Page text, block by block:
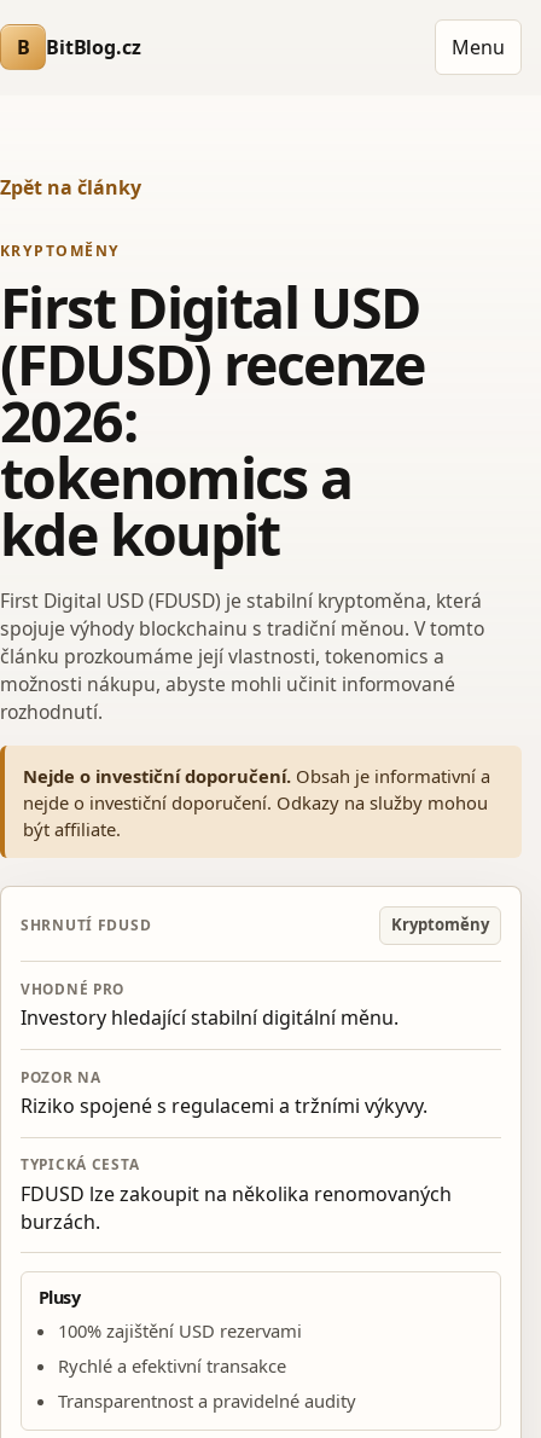
B BitBlog.cz Menu
Zpět na články
KRYPTOMĚNY
First Digital USD
(FDUSD) recenze
2026:
tokenomics a
kde koupit
First Digital USD (FDUSD) je stabilní kryptoměna, která
spojuje výhody blockchainu s tradiční měnou. V tomto
článku prozkoumáme její vlastnosti, tokenomics a
možnosti nákupu, abyste mohli učinit informované
rozhodnutí.
Nejde o investiční doporučení. Obsah je informativní a
nejde o investiční doporučení. Odkazy na služby mohou
být affiliate.
SHRNUTÍ FDUSD Kryptoměny
VHODNÉ PRO
Investory hledající stabilní digitální měnu.
POZOR NA
Riziko spojené s regulacemi a tržními výkyvy.
TYPICKÁ CESTA
FDUSD lze zakoupit na několika renomovaných
burzách.
Plusy
100% zajištění USD rezervami
Rychlé a efektivní transakce
Transparentnost a pravidelné audity